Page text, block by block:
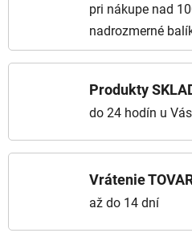
pri nákupe nad
nadrozmerné
Produkty
do 24 hodín u Vás
Vrátenie
až do 14 dní